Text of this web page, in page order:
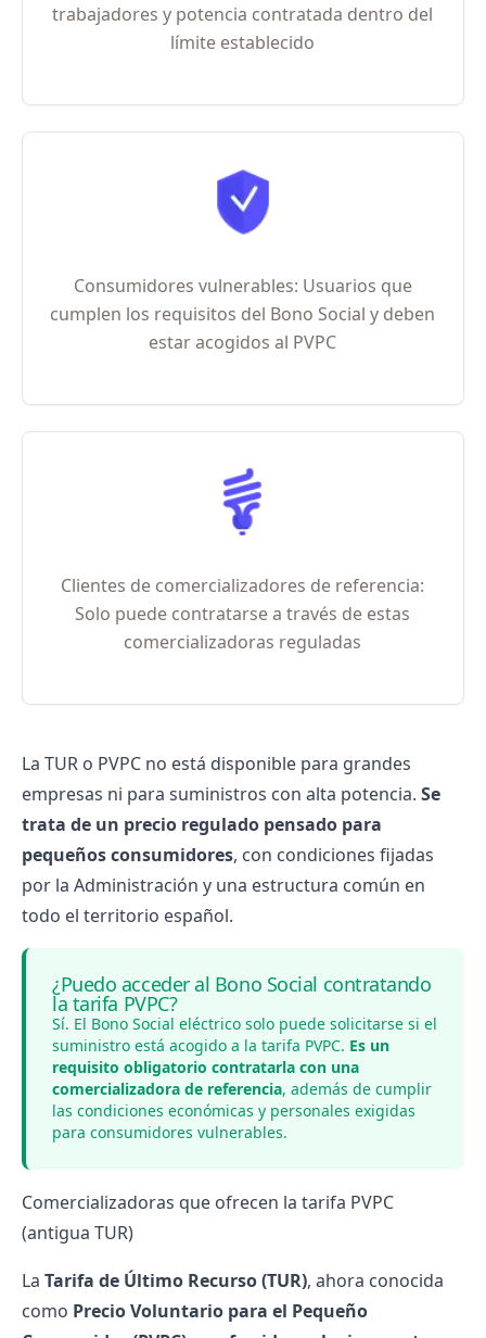
trabajadores y potencia contratada dentro del
límite establecido
Consumidores vulnerables: Usuarios que
cumplen los requisitos del Bono Social y deben
estar acogidos al PVPC
Clientes de comercializadores de referencia:
Solo puede contratarse a través de estas
comercializadoras reguladas
La TUR o PVPC no está disponible para grandes
empresas ni para suministros con alta potencia. Se
trata de un precio regulado pensado para
pequeños consumidores, con condiciones fijadas
por la Administración y una estructura común en
todo el territorio español.
¿Puedo acceder al Bono Social contratando
la tarifa PVPC?
Sí. El Bono Social eléctrico solo puede solicitarse si el
suministro está acogido a la tarifa PVPC. Es un
requisito obligatorio contratarla con una
comercializadora de referencia, además de cumplir
las condiciones económicas y personales exigidas
para consumidores vulnerables.
Comercializadoras que ofrecen la tarifa PVPC
(antigua TUR)
La Tarifa de Último Recurso (TUR), ahora conocida
como Precio Voluntario para el Pequeño